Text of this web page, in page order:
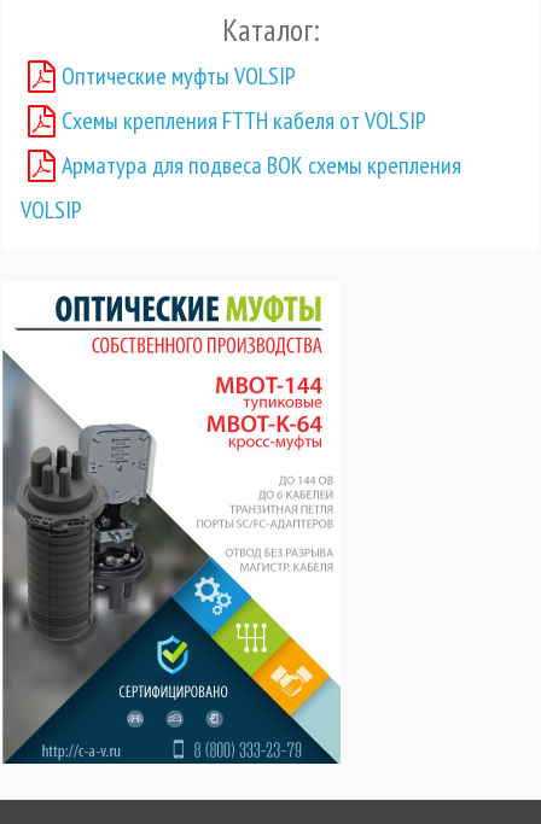
Каталог:
Оптические муфты VOLSIP
Схемы крепления FTTH кабеля от VOLSIP
Арматура для подвеса ВОК схемы крепления
VOLSIP